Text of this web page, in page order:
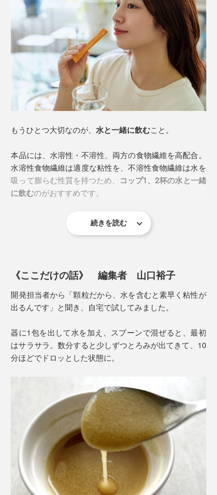
考えて設計されています。
そして、インドの伝統医学・アーユルヴェーダで古くか
ら用いられてきた三代果実のひとつである「ターミナリ
アベリリカ」。 豊富に含まれるポリフェノールが、ディ
企画担当者いわく、“持ち運べるサラダ”
錠剤やカプセルではなく「顆粒タイプ」なのも、お腹の
中で素早くドロッとした状態にし、食事に混ざりやすく
する ためです。
食前30分前くらいに飲むのが理想ですが、うっかり忘れ
てしまっても大丈夫。食中・食後・空腹時でも、気づい
た時に飲んでください。毎日の食習慣として継続するこ
とが肝心です。
まずは1日１包、その日一番重たい食事の前にどうぞ。
もうひとつ大切なのが、水と一緒に飲むこと。
本品には、水溶性・不溶性、両方の食物繊維を高配合。
水溶性食物繊維は適度な粘性を、不溶性食物繊維は水を
吸って膨らむ性質を持つため、 コップ1、2杯の水と一緒
に飲むのがおすすめです。
反対に、水分が足りないと食物繊維がお腹の水分を吸水
また、水を一緒に飲むことで、お腹の中で食物繊維が膨
らみ、食欲が抑えられるという声もあるそうです。
１包は3.15gで、含まれる食物繊維は1.43g。ほんのりピ
ーチとゆずが香るやさしい風味で、甘みはほぼなし。食
続きを読む
《ここだけの話》 編集者 山口裕子
開発担当者から「顆粒だから、水を含むと素早く粘性が
出るんです」と聞き、自宅で試してみました。
器に1包を出して水を加え、スプーンで混ぜると、最初
はサラサラ。数分すると少しずつとろみが出てきて、10
分ほどでドロッとした状態に。